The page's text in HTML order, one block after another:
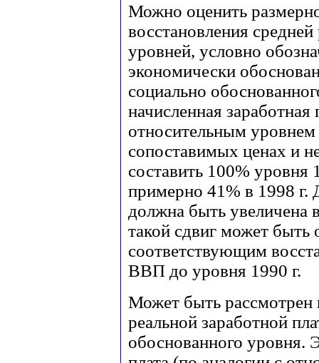
Можно оценить
восстановления
уровней, условно
экономически
социально
начисленная заработная
относительным
сопоставимых ценах и
составить 100% уровня
примерно 41% в 1998 г.
должна быть увеличена
такой сдвиг может быть
соответствующим
ВВП до уровня 1990 г.
Может быть рассмотрен
реальной заработной
обоснованного уровня.